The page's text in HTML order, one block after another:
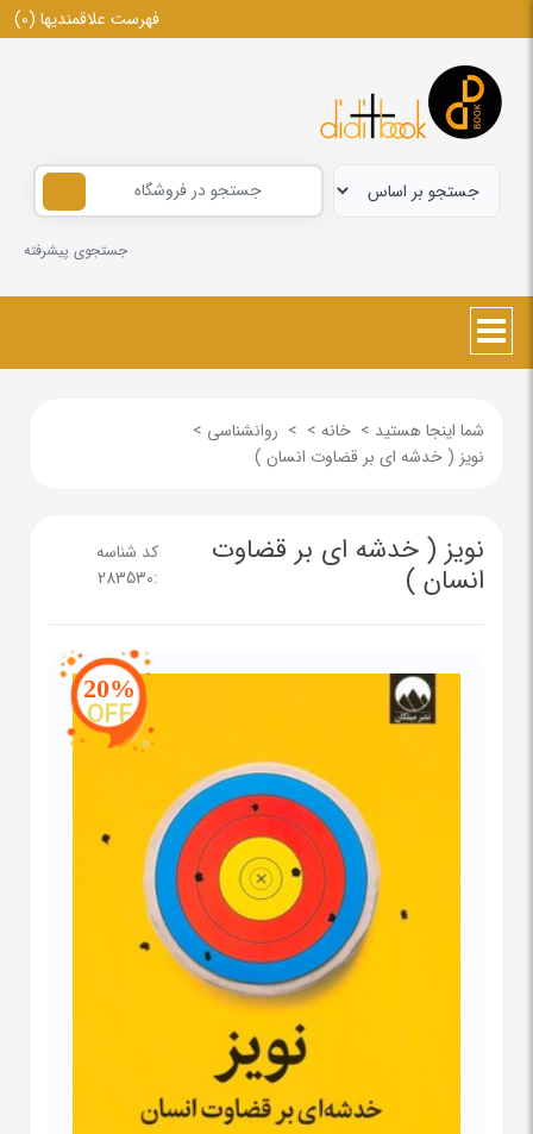
فهرست علاقمندیها (0)
جستجوی پیشرفته
شما اینجا هستید > خانه >
> روانشناسی >
نویز ( خدشه ای بر قضاوت انسان )
نویز ( خدشه ای بر قضاوت
انسان )
کد شناسه
:
283530
20%
OFF